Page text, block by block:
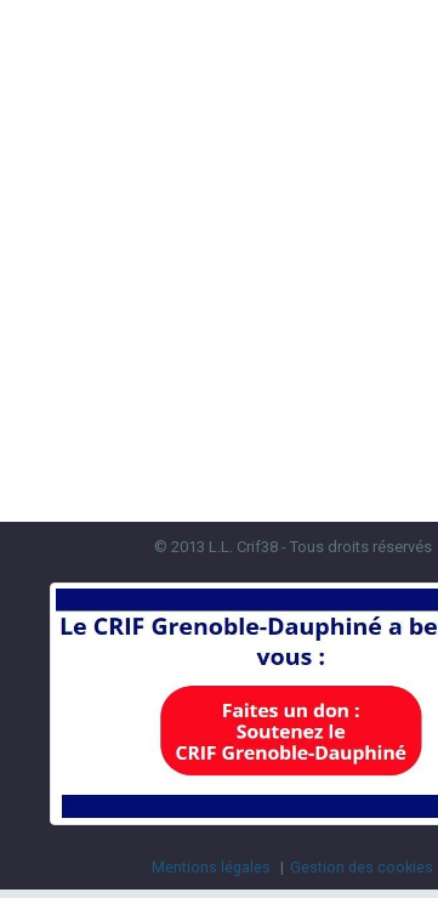
© 2013 L.L. Crif38 - Tous droits réservés
Mentions légales Gestion des cookies